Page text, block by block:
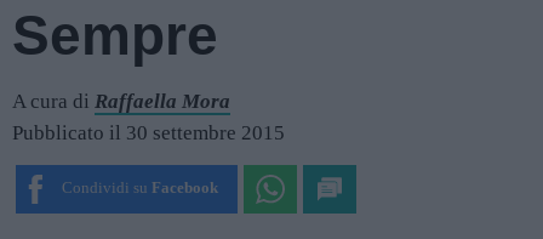
Sempre
A cura di Raffaella Mora
Pubblicato il 30 settembre 2015
Condividi su Facebook